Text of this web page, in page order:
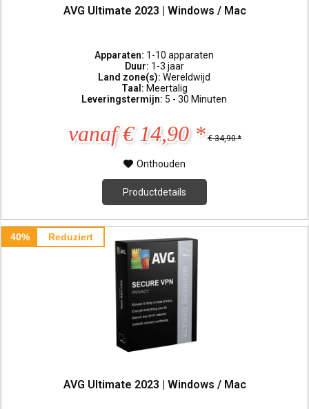
AVG Ultimate 2023 | Windows / Mac
Apparaten: 1-10 apparaten
Duur: 1-3 jaar
Land zone(s):Wereldwijd
Taal: Meertalig
Leveringstermijn: 5 - 30 Minuten
vanaf € 14,90 * € 34,90 *
Onthouden
Productdetails
40% Reduziert
AVG Ultimate 2023 | Windows / Mac